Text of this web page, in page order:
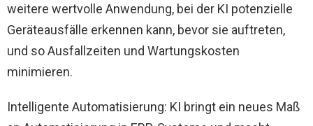
weitere wertvolle Anwendung, bei der KI potenzielle
Geräteausfälle erkennen kann, bevor sie auftreten,
und so Ausfallzeiten und Wartungskosten
minimieren.
Intelligente Automatisierung: KI bringt ein neues Maß